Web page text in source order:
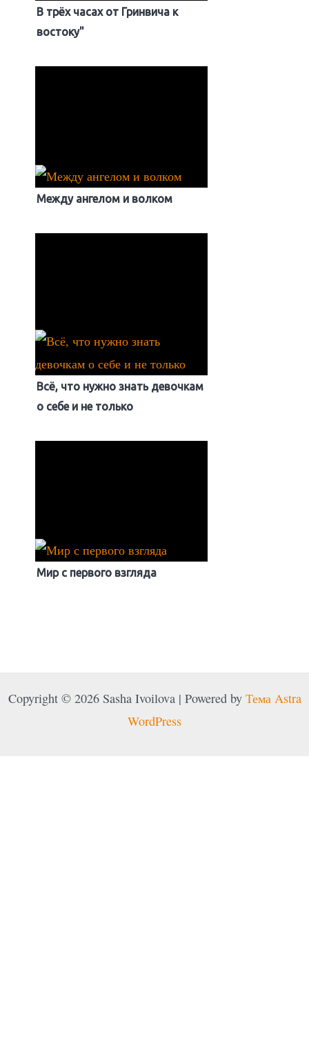
В трёх часах от Гринвича к
востоку"
Между ангелом и волком
Всё, что нужно знать девочкам
о себе и не только
Мир с первого взгляда
Copyright © 2026 Sasha Ivoilova | Powered by Тема Astra
WordPress